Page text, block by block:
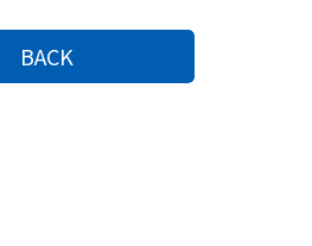
BACK